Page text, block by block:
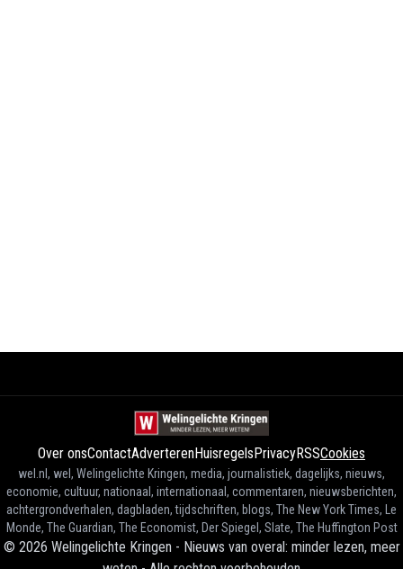
Over onsContactAdverterenHuisregelsPrivacyRSSCookies
wel.nl, wel, Welingelichte Kringen, media, journalistiek, dagelijks, nieuws,
economie, cultuur, nationaal, internationaal, commentaren, nieuwsberichten,
achtergrondverhalen, dagbladen, tijdschriften, blogs, The New York Times, Le
Monde, The Guardian, The Economist, Der Spiegel, Slate, The Huffington Post
© 2026 Welingelichte Kringen - Nieuws van overal: minder lezen, meer